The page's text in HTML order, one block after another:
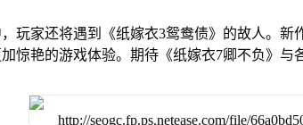
玩家还将遇到《纸嫁衣3鸳鸯债》的故人。新
惊艳的游戏体验。期待《纸嫁衣7卿不负》与